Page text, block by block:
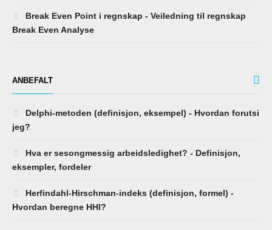
Break Even Point i regnskap - Veiledning til regnskap
Break Even Analyse
ANBEFALT
Delphi-metoden (definisjon, eksempel) - Hvordan forutsi
jeg?
Hva er sesongmessig arbeidsledighet? - Definisjon,
eksempler, fordeler
Herfindahl-Hirschman-indeks (definisjon, formel) -
Hvordan beregne HHI?